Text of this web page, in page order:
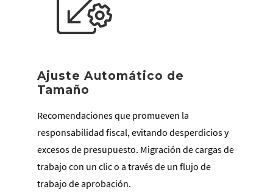
Ajuste Automático de
Tamaño
Recomendaciones que promueven la
responsabilidad fiscal, evitando desperdicios y
excesos de presupuesto. Migración de cargas de
trabajo con un clic o a través de un flujo de
trabajo de aprobación.